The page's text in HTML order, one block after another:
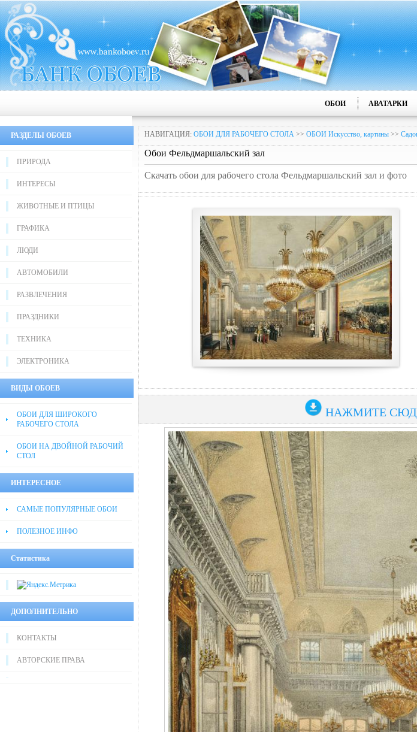
ОБОИ АВАТАРКИ
РАЗДЕЛЫ ОБОЕВ
ПРИРОДА
ИНТЕРЕСЫ
ЖИВОТНЫЕ И ПТИЦЫ
ГРАФИКА
ЛЮДИ
АВТОМОБИЛИ
РАЗВЛЕЧЕНИЯ
ПРАЗДНИКИ
ТЕХНИКА
ЭЛЕКТРОНИКА
ВИДЫ ОБОЕВ
ОБОИ ДЛЯ ШИРОКОГО
РАБОЧЕГО СТОЛА
ОБОИ НА ДВОЙНОЙ РАБОЧИЙ
СТОЛ
ИНТЕРЕСНОЕ
САМЫЕ ПОПУЛЯРНЫЕ ОБОИ
ПОЛЕЗНОЕ ИНФО
Статистика
ДОПОЛНИТЕЛЬНО
КОНТАКТЫ
АВТОРСКИЕ ПРАВА
НАВИГАЦИЯ: ОБОИ ДЛЯ РАБОЧЕГО СТОЛА >> ОБОИ Искусство, картины >>
Обои Фельдмаршальский зал
Скачать обои для рабочего стола Фельдмаршальский зал и фото
НАЖМИТЕ